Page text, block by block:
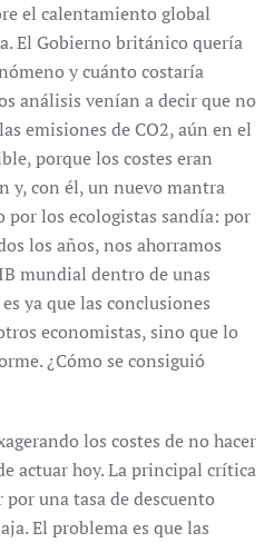
el calentamiento global
El Gobierno británico quería
y cuánto costaría
análisis venían a decir que no
emisiones de CO2, aún en el
porque los costes eran
y, con él, un nuevo mantra
los ecologistas sandía: por
los años, nos ahorramos
mundial dentro de unas
ya que las conclusiones
economistas, sino que lo
¿Cómo se consiguió
los costes de no hacer
actuar hoy. La principal crítica
por una tasa de descuento
El problema es que las